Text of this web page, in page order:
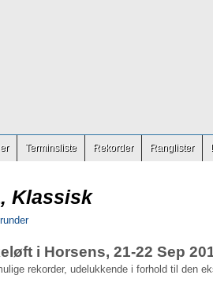
Terminsliste Rekorder Ranglister
Klassisk
i Horsens, 21-22 Sep
rekorder, udelukkende i forhold til den